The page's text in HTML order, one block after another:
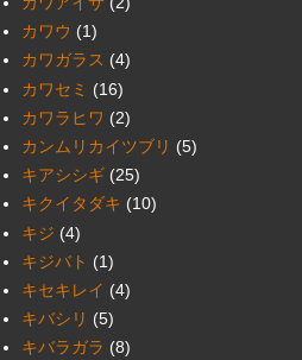
カワウ (1)
カワガラス (4)
カワセミ (16)
カワラヒワ (2)
カンムリカイツブリ (5)
キアシシギ (25)
キクイタダキ (10)
キジ (4)
キジバト (1)
キセキレイ (4)
キバシリ (5)
キバラガラ (8)